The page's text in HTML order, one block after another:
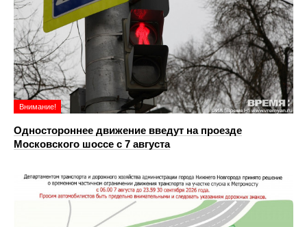
Внимание!
Одностороннее движение введут на проезде
Московского шоссе с 7 августа